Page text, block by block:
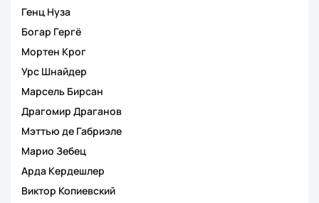
Генц Нуза
Богар Гергё
Мортен Крог
Урс Шнайдер
Марсель Бирсан
Драгомир Драганов
Мэттью де Габриэле
Марио Зебец
Арда Кердешлер
Виктор Копиевский